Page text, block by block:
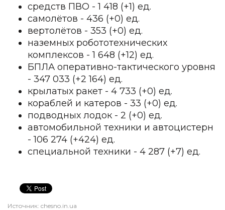
средств ПВО - 1 418 (+1) ед.
самолётов - 436 (+0) ед.
вертолётов - 353 (+0) ед.
наземных робототехнических
комплексов - 1 648 (+12) ед.
БПЛА оперативно-тактического уровня
- 347 033 (+2 164) ед.
крылатых ракет - 4 733 (+0) ед.
кораблей и катеров - 33 (+0) ед.
подводных лодок - 2 (+0) ед.
автомобильной техники и автоцистерн
- 106 274 (+424) ед.
специальной техники - 4 287 (+7) ед.
Источник: chesno.in.ua